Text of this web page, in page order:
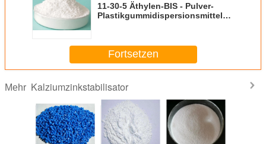
11-30-5 Äthylen-BIS - Pulver-
Plastikgummidispersionsmittel
Fortsetzen
Mehr Kalziumzinkstabilisator